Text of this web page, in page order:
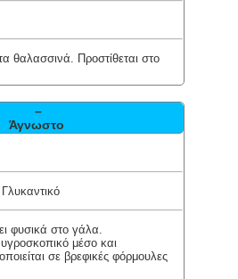
θαλασσινά. Προστίθεται στο
–
Άγνωστο
φυσικά στο γάλα.
μέσο και
σε βρεφικές φόρμουλες